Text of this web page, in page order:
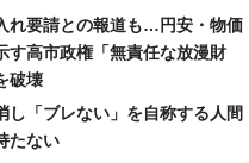
れ要請との報道も…円安・物価
す高市政権「無責任な放漫財
破壊
し「ブレない」を自称する人間
たない